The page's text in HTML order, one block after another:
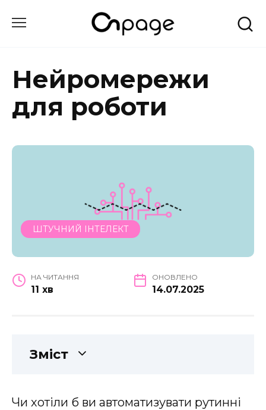
до
Нейромережи
для роботи
ШТУЧНИЙ ІНТЕЛЕКТ
НА ЧИТАННЯ
11 хв
ОНОВЛЕНО
14.07.2025
Зміст
Чи хотіли б ви автоматизувати рутинні